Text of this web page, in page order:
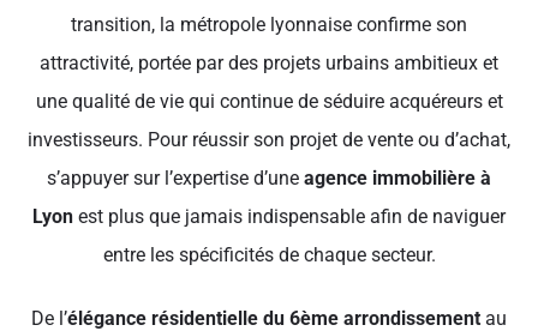
transition, la métropole lyonnaise confirme son
attractivité, portée par des projets urbains ambitieux et
une qualité de vie qui continue de séduire acquéreurs et
investisseurs. Pour réussir son projet de vente ou d’achat,
s’appuyer sur l’expertise d’une agence immobilière à
Lyon est plus que jamais indispensable afin de naviguer
entre les spécificités de chaque secteur.
De l’élégance résidentielle du 6ème arrondissement au